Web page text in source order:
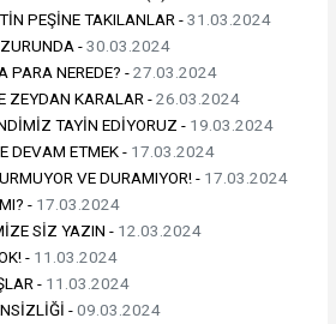
PEŞİNE TAKILANLAR -31.03.2024
-30.03.2024
PARA NEREDE? -27.03.2024
ZEYDAN KARALAR -26.03.2024
TAYİN EDİYORUZ - 19.03.2024
DEVAM ETMEK - 17.03.2024
VE DURAMIYOR! - 17.03.2024
- 17.03.2024
SİZ YAZIN - 12.03.2024
- 11.03.2024
- 11.03.2024
-09.03.2024